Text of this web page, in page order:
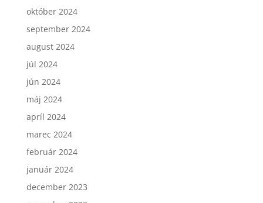
október 2024
september 2024
august 2024
júl 2024
jún 2024
máj 2024
apríl 2024
marec 2024
február 2024
január 2024
december 2023